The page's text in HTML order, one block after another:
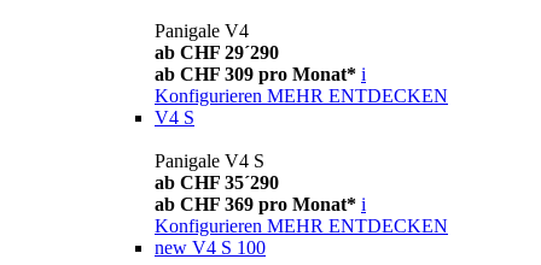
Panigale V4
ab CHF 29´290
ab CHF 309 pro Monat* i
Konfigurieren MEHR ENTDECKEN
V4 S
Panigale V4 S
ab CHF 35´290
ab CHF 369 pro Monat* i
Konfigurieren MEHR ENTDECKEN
new V4 S 100